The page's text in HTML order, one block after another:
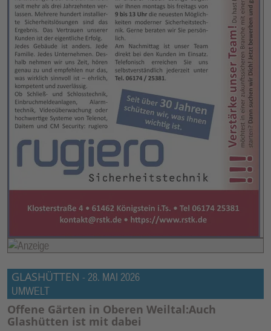
GLASHÜTTEN - 28. MAI 2026
UMWELT
Offene Gärten in Oberen Weiltal:Auch
Glashütten ist mit dabei